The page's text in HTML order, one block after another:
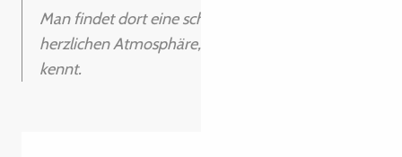
Man findet dort eine schöne Energie mit einer
herzlichen Atmosphäre, in der jeder jeden
kennt.